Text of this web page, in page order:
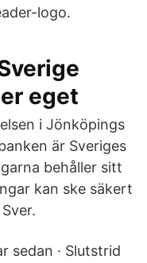
logo.
eget
i Jönköpings
är Sveriges
behåller sitt
kan ske säkert
sedan · Slutstrid